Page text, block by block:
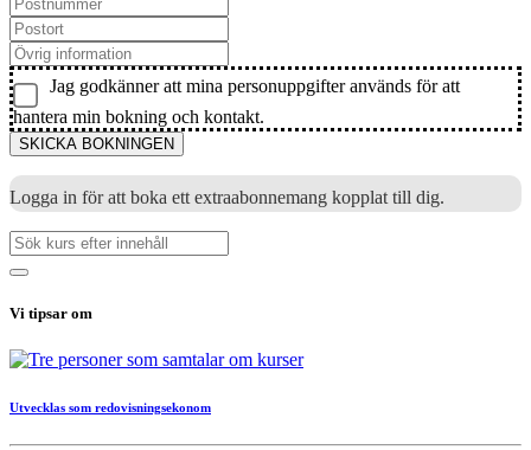
Jag godkänner att mina personuppgifter används för att
hantera min bokning och kontakt.
SKICKA BOKNINGEN
Logga in för att boka ett extraabonnemang kopplat till dig.
Vi tipsar om
Utvecklas som redovisningsekonom